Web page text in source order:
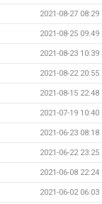
2021-08-27 08:29
2021-08-25 09:49
2021-08-23 10:39
2021-08-22 20:55
2021-08-15 22:48
2021-07-19 10:40
2021-06-23 08:18
2021-06-22 23:25
2021-06-08 22:24
2021-06-02 06:03